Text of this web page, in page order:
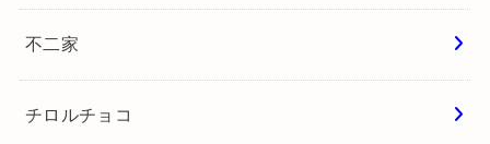
不二家
チロルチョコ